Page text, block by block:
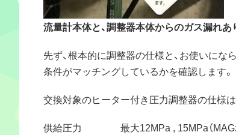
流量計本体と、調整器本体からのガス漏れあ
先ず、根本的に調整器の仕様と、お使いにな
条件がマッチングしているかを確認します。
交換対象のヒーター付き圧力調整器の仕様は
供給圧力 最大12MPa , 15MPa（MAGｶ